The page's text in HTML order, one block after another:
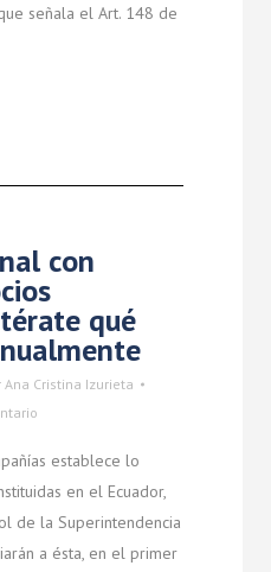
señala el Art. 148 de
con
qué
Ana Cristina Izurieta
establece lo
en el Ecuador,
de la Superintendencia
a ésta, en el primer